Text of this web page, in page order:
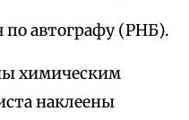
по автографу (РНБ).
химическим
наклеены